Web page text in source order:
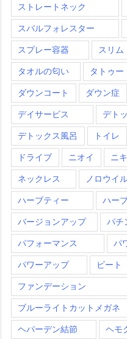
ストレートネック
スバルフォレスター
スプレー容器 スリム
タオルの匂い タトゥー
ダウンコート ダウン症
デイサービス デト
デトックス風呂 トイレ
ドライブ ニオイ ニ
ネックレス ノロウイ
ハーブティー ハー
バージョンアップ パチ
パフォーマンス パ
パワーアップ ビート
ファンデーション
ブルーライトカットメガネ
ヘパーデン結節 ヘモ